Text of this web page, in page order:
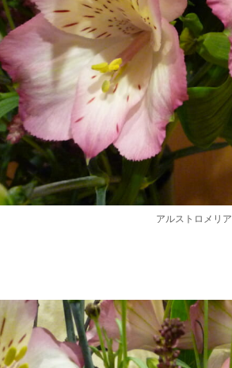
アルストロメリア